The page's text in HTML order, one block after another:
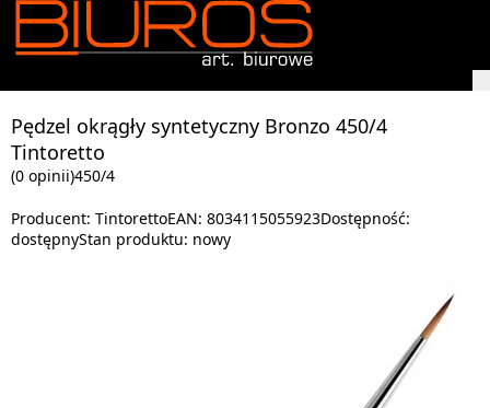
Pędzel okrągły syntetyczny Bronzo 450/4
Tintoretto
(0 opinii)450/4
Producent: TintorettoEAN: 8034115055923Dostępność:
dostępnyStan produktu: nowy